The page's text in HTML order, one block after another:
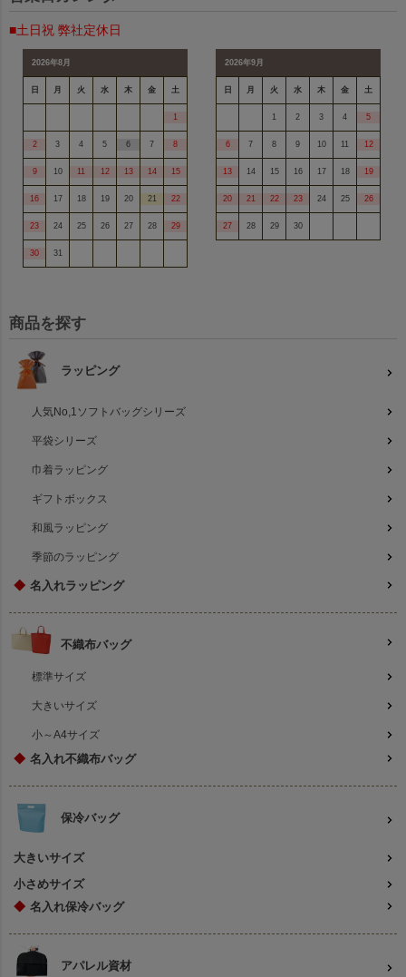
■土日祝 弊社定休日
2026年8月
日 月 火 水 木 金 土
1
2 3 4 5 6 7 8
9 10 11 12 13 14 15
16 17 18 19 20 21 22
23 24 25 26 27 28 29
30 31
2026年9月
日 月 火 水 木 金 土
1 2 3 4 5
6 7 8 9 10 11 12
13 14 15 16 17 18 19
20 21 22 23 24 25 26
27 28 29 30
商品を探す
ラッピング
人気No,1ソフトバッグシリーズ
平袋シリーズ
巾着ラッピング
ギフトボックス
和風ラッピング
季節のラッピング
◆ 名入れラッピング
不織布バッグ
標準サイズ
大きいサイズ
小～A4サイズ
◆ 名入れ不織布バッグ
保冷バッグ
大きいサイズ
小さめサイズ
◆ 名入れ保冷バッグ
アパレル資材